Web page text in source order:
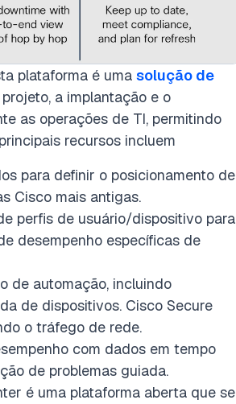
plataforma é uma solução de
a implantação e o
as operações de TI, permitindo
recursos incluem
para definir o posicionamento de
Cisco mais antigas.
perfis de usuário/dispositivo para
desempenho específicas de
de automação, incluindo
de dispositivos. Cisco Secure
o tráfego de rede.
com dados em tempo
de problemas guiada.
é uma plataforma aberta que se